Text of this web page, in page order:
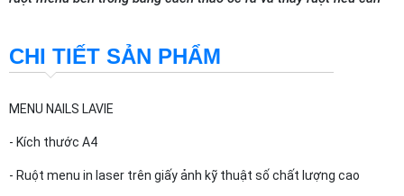
CHI TIẾT SẢN PHẨM
MENU NAILS LAVIE
- Kích thước A4
- Ruột menu in laser trên giấy ảnh kỹ thuật số chất lượng cao